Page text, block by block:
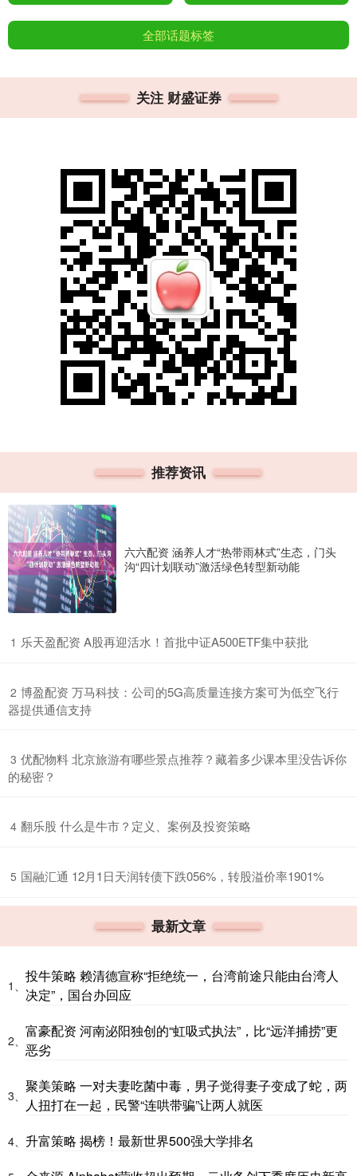
全部话题标签
关注 财盛证券
推荐资讯
六六配资 涵养人才“热带雨林式”生态，门头
沟“四计划联动”激活绿色转型新动能
1 ​乐天盈配资 A股再迎活水！首批中证A500ETF集中获批
2 ​博盈配资 万马科技：公司的5G高质量连接方案可为低空飞行
器提供通信支持
3 ​优配物料 北京旅游有哪些景点推荐？藏着多少课本里没告诉你
的秘密？
4 ​翻乐股 什么是牛市？定义、案例及投资策略
5 ​国融汇通 12月1日天润转债下跌056%，转股溢价率1901%
最新文章
1、
投牛策略 赖清德宣称“拒绝统一，台湾前途只能由台湾人
决定”，国台办回应
2、
富豪配资 河南泌阳独创的“虹吸式执法”，比“远洋捕捞”更
恶劣
3、
聚美策略 一对夫妻吃菌中毒，男子觉得妻子变成了蛇，两
人扭打在一起，民警“连哄带骗”让两人就医
4、 升富策略 揭榜！最新世界500强大学排名